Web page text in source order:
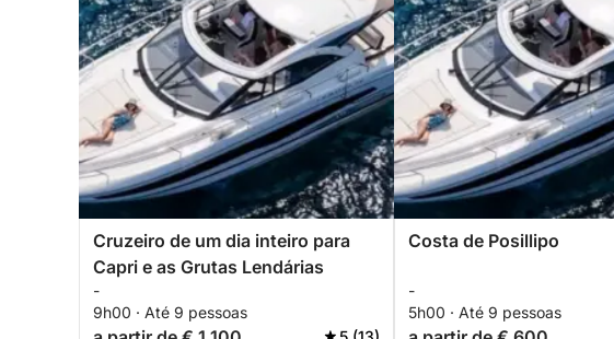
Cruzeiro de um dia inteiro para
Capri e as Grutas Lendárias
-
9h00 · Até 9 pessoas
Costa de Posillipo
-
5h00 · Até 9 pessoas